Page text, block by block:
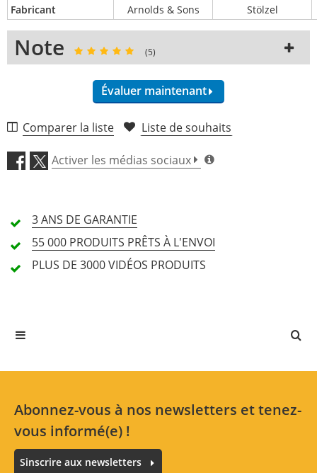
Fabricant
Arnolds & Sons Stölzel
Note (5)
Évaluer maintenant
Maniement (4,8)
Artisanat (4,6)
Prix/Performances (4,6)
1 Étoiles
0 Clients
Comparer la liste Liste de souhaits
Activer les médias sociaux
3 ANS DE GARANTIE
55 000 PRODUITS PRÊTS À L'ENVOI
PLUS DE 3000VIDÉOS PRODUITS
Abonnez-vous à nos newsletters et tenez-
vous informé(e) !
Sinscrire aux newsletters